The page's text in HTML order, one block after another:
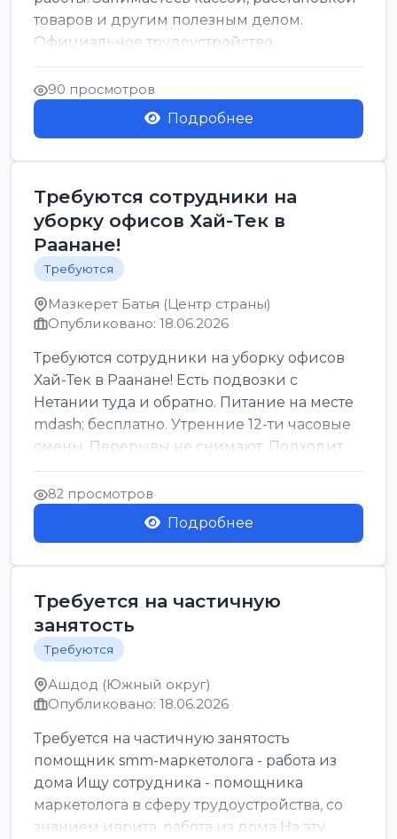
товаров и другим полезным делом.
Официальное трудоустройство,
стабильная зарплата от ...
90 просмотров
Подробнее
Требуются сотрудники на
уборку офисов Хай-Тек в
Раанане!
Требуются
Мазкерет Батья (Центр страны)
Опубликовано: 18.06.2026
Требуются сотрудники на уборку офисов
Хай-Тек в Раанане! Есть подвозки с
Нетании туда и обратно. Питание на месте
mdash; бесплатно. Утренние 12-ти часовые
смены. Перерывы не снимают. Подходит
для всех...
82 просмотров
Подробнее
Требуется на частичную
занятость
Требуются
Ашдод (Южный округ)
Опубликовано: 18.06.2026
Требуется на частичную занятость
помощник smm-маркетолога - работа из
дома Ищу сотрудника - помощника
маркетолога в сферу трудоустройства, со
знанием иврита, работа из дома На эту